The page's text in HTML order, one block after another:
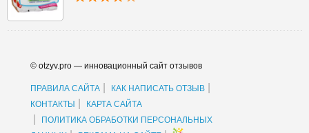
© otzyv.pro — инновационный сайт отзывов
ПРАВИЛА САЙТА КАК НАПИСАТЬ ОТЗЫВ
КОНТАКТЫ КАРТА САЙТА
ПОЛИТИКА ОБРАБОТКИ ПЕРСОНАЛЬНЫХ